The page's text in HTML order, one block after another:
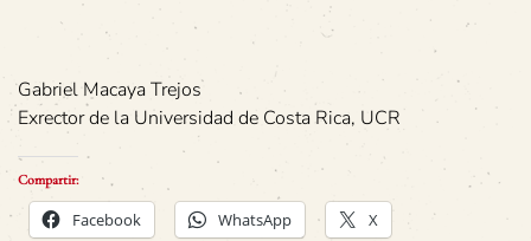
Gabriel Macaya Trejos
Exrector de la Universidad de Costa Rica, UCR
Compartir:
Facebook WhatsApp X